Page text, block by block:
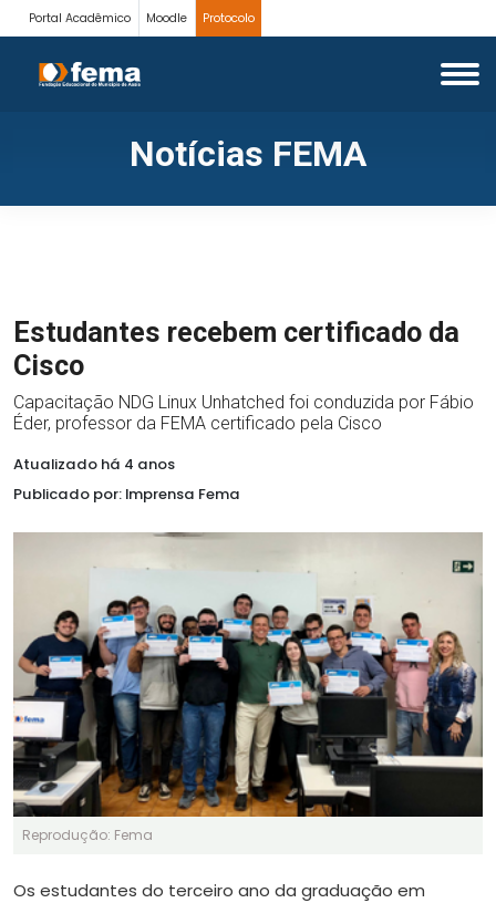
Portal Acadêmico Moodle Protocolo
Notícias FEMA
Estudantes recebem certificado da
Cisco
Capacitação NDG Linux Unhatched foi conduzida por Fábio
Éder, professor da FEMA certificado pela Cisco
Atualizado há 4 anos
Publicado por: Imprensa Fema
Reprodução: Fema
Os estudantes do terceiro ano da graduação em